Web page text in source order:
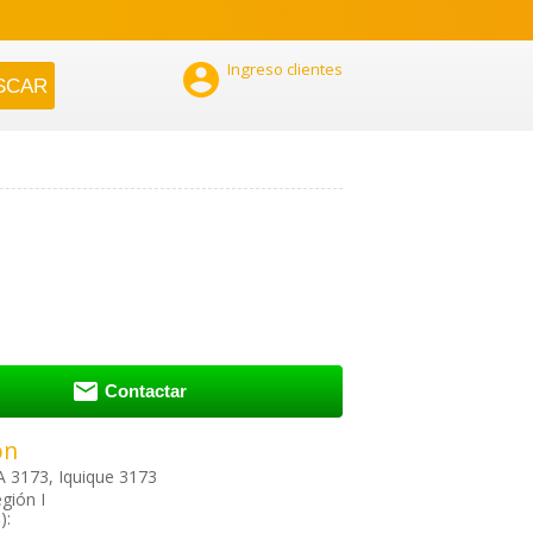
 Ingreso clientes
 Contactar
3173, Iquique 3173
I